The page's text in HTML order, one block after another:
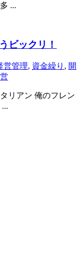
...
ビックリ！
営管理, 資金繰り , 開
リアン 俺のフレン